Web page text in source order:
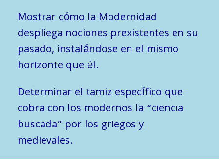
Mostrar cómo la Modernidad
despliega nociones prexistentes en su
pasado, instalándose en el mismo
horizonte que él.
Determinar el tamiz específico que
cobra con los modernos la “ciencia
buscada” por los griegos y
medievales.